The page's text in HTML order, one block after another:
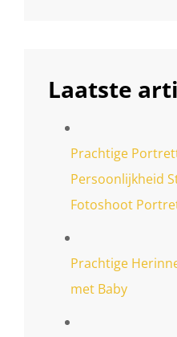
Laatste
Prachtige
Persoonlijkheid
Fotoshoot
Prachtige
met Baby